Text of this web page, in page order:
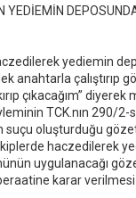
yediemin
anahtarla çalıştırıp
çıkacağım”
TCK.nın 290/
oluşturduğu
haczedilerek
uygulanacağı
karar